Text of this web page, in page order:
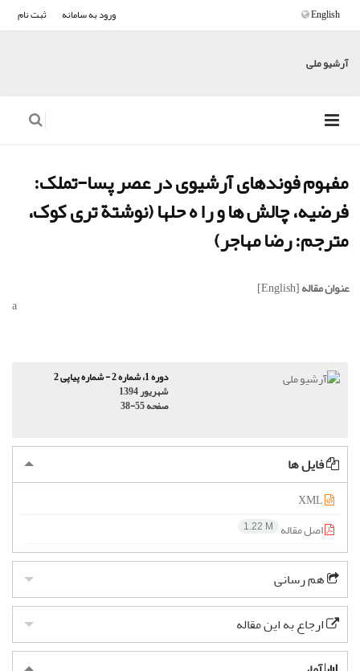
ورود به سامانه ثبت نام English
آرشیو ملی
مفهوم فوندهای آرشیوی در عصر پسا-تملک:
فرضیه، چالش ها و را ه حلها (نوشتة تری کوک،
مترجم: رضا مهاجر)
عنوان مقاله[English]
a
دوره 1، شماره 2 - شماره پیاپی 2
شهریور 1394
صفحه38-55
فایل ها
اصل مقاله
1.22 M
هم رسانی
ارجاع به این مقاله